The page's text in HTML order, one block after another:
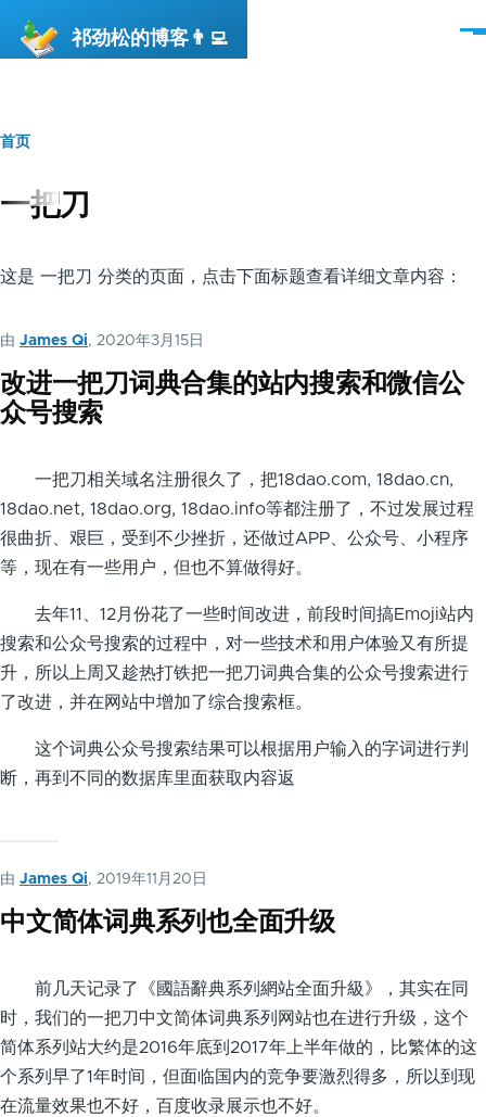
祁劲松的博客👨‍💻
菜
面
首页
一把刀
这是 一把刀 分类的页面，点击下面标题查看详细文章内容：
由 James Qi, 2020年3月15日
改进一把刀词典合集的站内搜索和微信公
众号搜索
一把刀相关域名注册很久了，把18dao.com, 18dao.cn,
18dao.net, 18dao.org, 18dao.info等都注册了，不过发展过程
很曲折、艰巨，受到不少挫折，还做过APP、公众号、小程序
等，现在有一些用户，但也不算做得好。
去年11、12月份花了一些时间改进，前段时间搞Emoji站内
搜索和公众号搜索的过程中，对一些技术和用户体验又有所提
升，所以上周又趁热打铁把一把刀词典合集的公众号搜索进行
了改进，并在网站中增加了综合搜索框。
这个词典公众号搜索结果可以根据用户输入的字词进行判
断，再到不同的数据库里面获取内容返
由 James Qi, 2019年11月20日
中文简体词典系列也全面升级
前几天记录了《國語辭典系列網站全面升級》，其实在同
时，我们的一把刀中文简体词典系列网站也在进行升级，这个
简体系列站大约是2016年底到2017年上半年做的，比繁体的这
个系列早了1年时间，但面临国内的竞争要激烈得多，所以到现
在流量效果也不好，百度收录展示也不好。